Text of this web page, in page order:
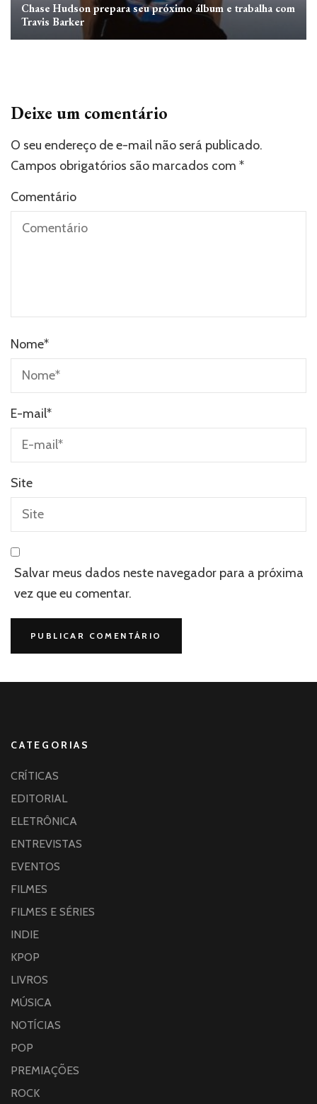
Chase Hudson prepara seu próximo álbum e trabalha com
Travis Barker
Deixe um comentário
O seu endereço de e-mail não será publicado.
Campos obrigatórios são marcados com *
Comentário
Nome*
E-mail*
Site
Salvar meus dados neste navegador para a próxima
vez que eu comentar.
CATEGORIAS
CRÍTICAS
EDITORIAL
ELETRÔNICA
ENTREVISTAS
EVENTOS
FILMES
FILMES E SÉRIES
INDIE
KPOP
LIVROS
MÚSICA
NOTÍCIAS
POP
PREMIAÇÕES
ROCK